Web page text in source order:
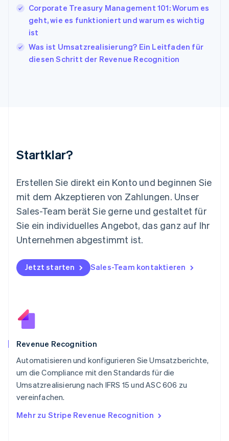
Corporate Treasury Management 101: Worum es
geht, wie es funktioniert und warum es wichtig
ist
Was ist Umsatzrealisierung? Ein Leitfaden für
diesen Schritt der Revenue Recognition
Startklar?
Erstellen Sie direkt ein Konto und beginnen Sie
mit dem Akzeptieren von Zahlungen. Unser
Sales-Team berät Sie gerne und gestaltet für
Sie ein individuelles Angebot, das ganz auf Ihr
Unternehmen abgestimmt ist.
Jetzt starten Sales-Team kontaktieren
Revenue Recognition
Automatisieren und konfigurieren Sie Umsatzberichte,
um die Compliance mit den Standards für die
Umsatzrealisierung nach IFRS 15 und ASC 606 zu
vereinfachen.
Mehr zu Stripe Revenue Recognition
EnglishFrançais
Kroatien
English
English
Liechtenstein
English
Español English
Neuseeland
English
Niederlande
Norwegen
English
DeutschEnglish
Polen
Rumänien
Schweden
SvenskaEnglish
DeutschFrançaisItalianoEnglish
Singapur
English 简体中文
Slowakei
Slowenien